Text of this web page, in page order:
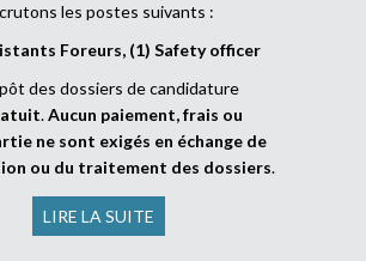
les postes suivants :
Foreurs, (1) Safety officer
des dossiers de candidature
.Aucun paiement, frais ou
ne sont exigés en échange de
ou du traitement des dossiers.
LIRE LA SUITE